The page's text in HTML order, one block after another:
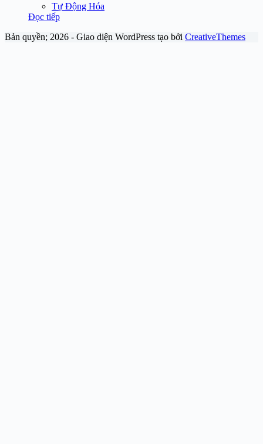
Tự Động Hóa
Đọc tiếp
Bản quyền; 2026 - Giao diện WordPress tạo bởi CreativeThemes